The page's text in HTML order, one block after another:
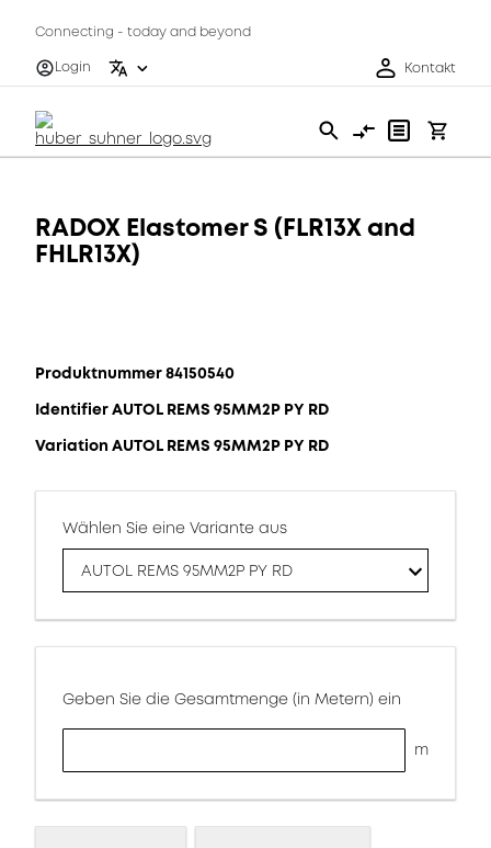
Connecting - today and beyond
Login
Kontakt
RADOX Elastomer S (FLR13X and
FHLR13X)
Produktnummer 84150540
Identifier AUTOL REMS 95MM2P PY RD
Variation AUTOL REMS 95MM2P PY RD
Wählen Sie eine Variante aus
AUTOL REMS 95MM2P PY RD
Geben Sie die Gesamtmenge (in Metern) ein
m